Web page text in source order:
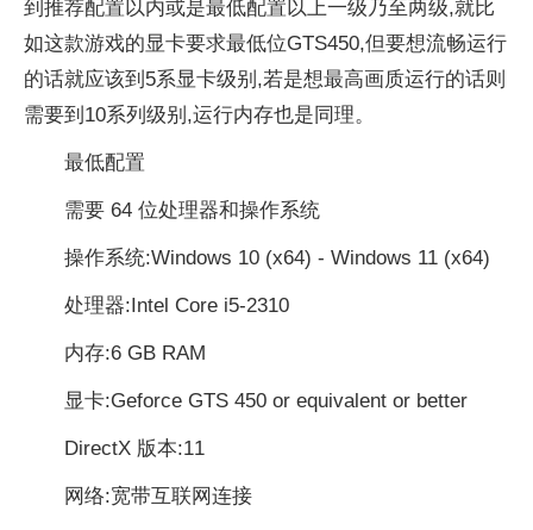
到推荐配置以内或是最低配置以上一级乃至两级,就比
如这款游戏的显卡要求最低位GTS450,但要想流畅运行
的话就应该到5系显卡级别,若是想最高画质运行的话则
需要到10系列级别,运行内存也是同理。​​​​​​​
最低配置
需要 64 位处理器和操作系统
操作系统:Windows 10 (x64) - Windows 11 (x64)
处理器:Intel Core i5-2310
内存:6 GB RAM
显卡:Geforce GTS 450 or equivalent or better
DirectX 版本:11
网络:宽带互联网连接